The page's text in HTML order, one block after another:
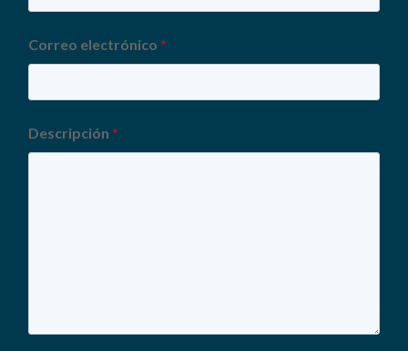
Correo electrónico *
Descripción *